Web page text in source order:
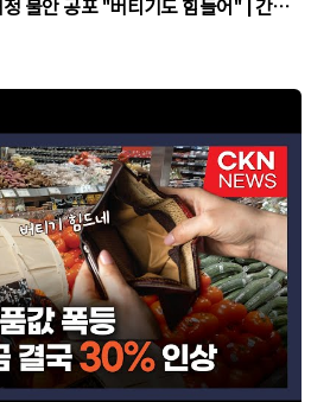
불안 공포 "버티기도 힘들어" | 간추
캐나다코리안뉴스